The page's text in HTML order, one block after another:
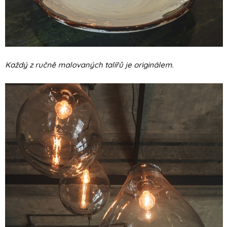
Každý z ručně malovaných talířů je originálem.